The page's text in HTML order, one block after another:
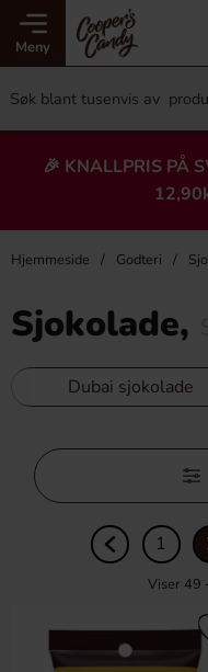
Meny
🎉 KNALLPRIS PÅ
Hjemmeside Godteri
Sjokolade,
Dubai sjokolade
Hopp
over
1
Viser 49